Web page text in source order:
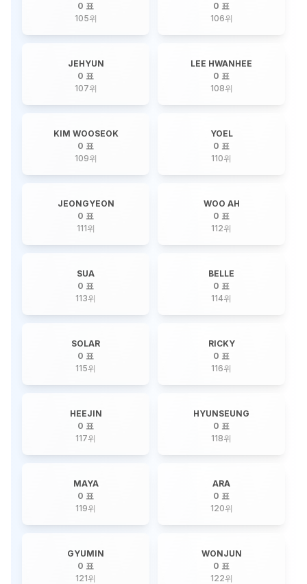
0 표
105위
0 표
106위
JEHYUN
0 표
107위
LEE HWANHEE
0 표
108위
KIM WOOSEOK
0 표
109위
YOEL
0 표
110위
JEONGYEON
0 표
111위
WOO AH
0 표
112위
SUA
0 표
113위
BELLE
0 표
114위
SOLAR
0 표
115위
RICKY
0 표
116위
HEEJIN
0 표
117위
HYUNSEUNG
0 표
118위
MAYA
0 표
119위
ARA
0 표
120위
GYUMIN
0 표
121위
WONJUN
0 표
122위